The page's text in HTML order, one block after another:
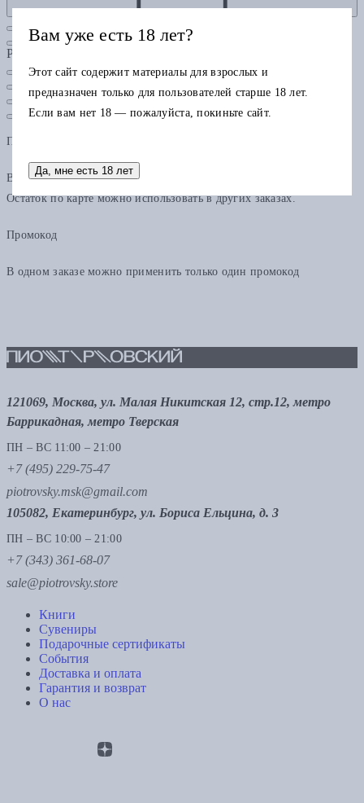
Рубрики
Подарочная карта
В одном заказе можно применить только одну подарочную карту.
Остаток по карте можно использовать в других заказах.
Промокод
В одном заказе можно применить только один промокод
121069, Москва, ул. Малая Никитская 12, стр.12, метро
Баррикадная, метро Тверская
ПН – ВС 11:00 – 21:00
+7 (495) 229-75-47
piotrovsky.msk@gmail.com
105082, Екатеринбург, ул. Бориса Ельцина, д. 3
ПН – ВС 10:00 – 21:00
+7 (343) 361-68-07
sale@piotrovsky.store
Книги
Сувениры
Подарочные сертификаты
События
Доставка и оплата
Гарантия и возврат
О нас
Вам уже есть 18 лет?
Этот сайт содержит материалы для взрослых и
предназначен только для пользователей старше 18 лет.
Если вам нет 18 — пожалуйста, покиньте сайт.
Да, мне есть 18 лет